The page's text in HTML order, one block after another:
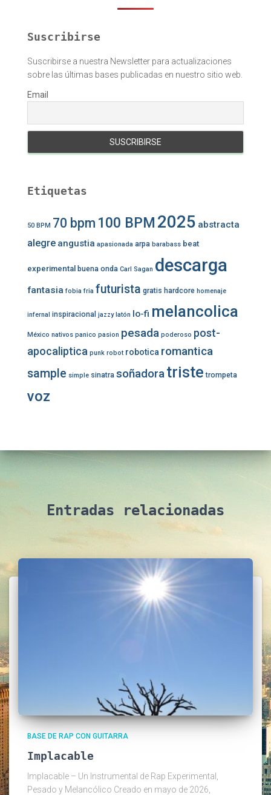
Suscribirse
Suscribirse a nuestra Newsletter para actualizaciones
sobre las últimas bases publicadas en nuestro sitio web.
Email
Etiquetas
50 BPM 70 bpm 100 BPM 2025 abstracta
alegre angustia apasionada arpa barabass beat
experimental buena onda Carl Sagan descarga
fantasia fobia fria futurista gratis hardcore homenaje
infernal inspiracional jazzy latón lo-fi melancolica
México nativos panico pasion pesada poderoso post-
apocaliptica punk robot robotica romantica
sample simple sinatra soñadoratriste trompeta
voz
Entradas relacionadas
BASE DE RAP CON GUITARRA
Implacable
Implacable – Un Instrumental de Rap Experimental,
Pesado y Melancólico Creado en mayo de 2026,